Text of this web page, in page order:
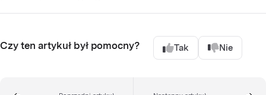
Czy ten artykuł był pomocny? Tak Nie